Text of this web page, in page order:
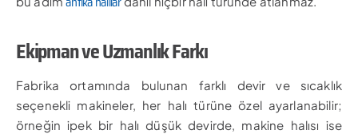
Ekipman ve Uzmanlık Farkı
Fabrika ortamında bulunan farklı devir ve sıcaklık
seçenekli makineler, her halı türüne özel ayarlanabilir;
örneğin ipek bir halı düşük devirde, makine halısı ise